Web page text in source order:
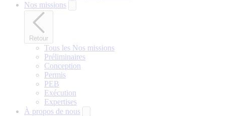
Nos missions
Retour
Tous les Nos missions
Préliminaires
Conception
Permis
PEB
Exécution
Expertises
À propos de nous